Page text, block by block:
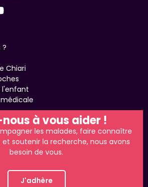
Chiari
l'enfant
à vous aider !
les malades, faire connaître
soutenir la recherche, nous avons
besoin de vous.
J'adhère